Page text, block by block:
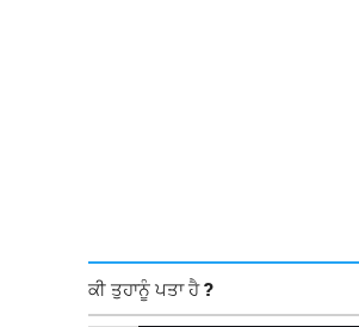
ਕੀ ਤੁਹਾਨੂੰ ਪਤਾ ਹੈ ?